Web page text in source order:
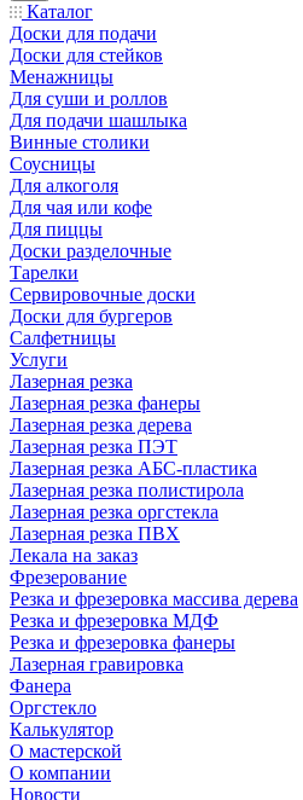
Каталог
Доски для подачи
Доски для стейков
Менажницы
Для суши и роллов
Для подачи шашлыка
Винные столики
Соусницы
Для алкоголя
Для чая или кофе
Для пиццы
Доски разделочные
Тарелки
Сервировочные доски
Доски для бургеров
Салфетницы
Услуги
Лазерная резка
Лазерная резка фанеры
Лазерная резка дерева
Лазерная резка ПЭТ
Лазерная резка АБС-пластика
Лазерная резка полистирола
Лазерная резка оргстекла
Лазерная резка ПВХ
Лекала на заказ
Фрезерование
Резка и фрезеровка массива дерева
Резка и фрезеровка МДФ
Резка и фрезеровка фанеры
Лазерная гравировка
Фанера
Орг­стек­ло
Калькулятор
О мастерской
О компании
Новости